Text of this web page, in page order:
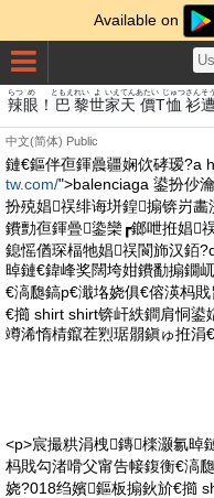
Available on
辣
らつ
眼
め
！ 巴
ともえ
黎
れい
世
よ
家
いえ
天
てん
價
あたい
T恤
じゅつ
衫
さん
遭
そう
中文(简体) Public
鏈€鏂伴亱鍕曟疆娴佽硣瑷?a
tw.com/">balenciaga 鍙扮仯
扮殑娼祦绯诲垪鍠搧锛岃
鐨勯亱鍕曡鍌欒┏鎯呭拰娼
鎴愮偤琛楅牠娼祦閬斾汉銆
晫鏈€鍏峰奖闊垮姏鐨勫搧鐗
€滈瓟鎬р€濈垎娆俱€傛渶杩
€擳 shirt shirt锛屽紩鐧肩恫鍙
竴浠惰棈鑹茬煭琚朤鎭ゅ拰涓€
<p>宸撮粠涓栧鏄檪灏氱晫
杩戝勾渚嗗父甯告帹鍑衡€滈
娆?018绉嬪鏂板搧鈥斺€擳